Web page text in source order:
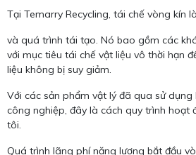
Tại Temarry Recycling, tái chế vòng kín
và quá trình tái tạo. Nó bao gồm các
với mục tiêu tái chế vật liệu vô thời hạn
liệu không bị suy giảm.
Với các sản phẩm vật lý đã qua sử
công nghiệp, đây là cách quy trình hoạt
tôi.
Quá trình lãng phí năng lượng bắt đầu